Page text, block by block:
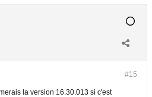
#15
la version 16.30.013 si c'est